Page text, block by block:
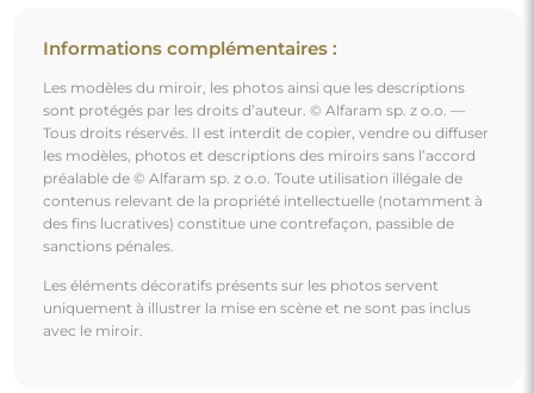
Informations complémentaires :
Les modèles du miroir, les photos ainsi que les descriptions
sont protégés par les droits d’auteur. © Alfaram sp. z o.o. —
Tous droits réservés. Il est interdit de copier, vendre ou diffuser
les modèles, photos et descriptions des miroirs sans l’accord
préalable de © Alfaram sp. z o.o. Toute utilisation illégale de
contenus relevant de la propriété intellectuelle (notamment à
des fins lucratives) constitue une contrefaçon, passible de
sanctions pénales.
Les éléments décoratifs présents sur les photos servent
uniquement à illustrer la mise en scène et ne sont pas inclus
avec le miroir.